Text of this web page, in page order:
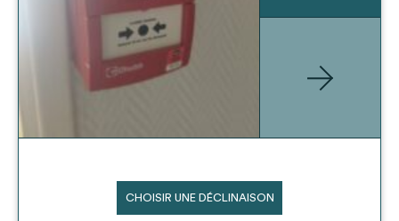
CHOISIR UNE DÉCLINAISON